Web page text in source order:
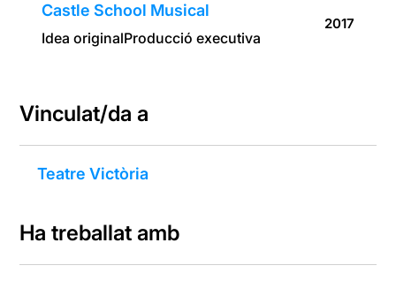
Castle School Musical
Idea originalProducció executiva
2017
Vinculat/da a
Teatre Victòria
Ha treballat amb